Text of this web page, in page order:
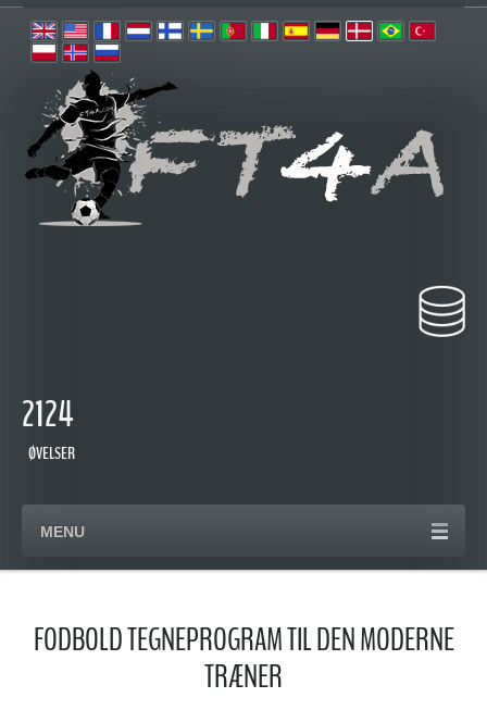
2124
ØVELSER
MENU
FODBOLD TEGNEPROGRAM TIL DEN MODERNE
TRÆNER